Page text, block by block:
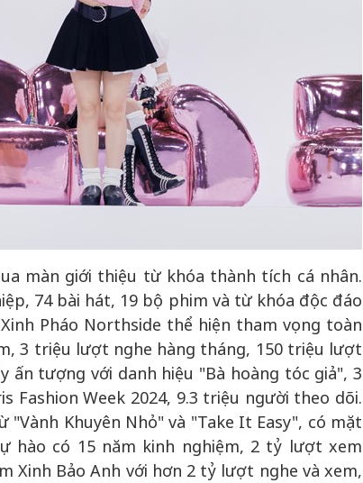
màn giới thiệu từ khóa thành tích cá nhân.
74 bài hát, 19 bộ phim và từ khóa độc đáo
Pháo Northside thể hiện tham vọng toàn
3 triệu lượt nghe hàng tháng, 150 triệu lượt
ấn tượng với danh hiệu "Bà hoàng tóc giả", 3
Week 2024, 9.3 triệu người theo dõi.
Khuyên Nhỏ" và "Take It Easy", có mặt
hào có 15 năm kinh nghiệm, 2 tỷ lượt xem
Xinh Bảo Anh với hơn 2 tỷ lượt nghe và xem,